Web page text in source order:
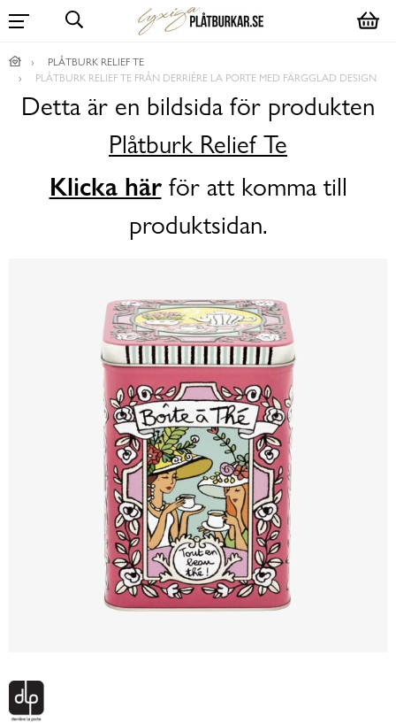
PLÅTBURK RELIEF TE
PLÅTBURK RELIEF TE FRÅN DERRIÉRE LA PORTE MED FÄRGGLAD DESIGN
Detta är en bildsida för produkten
Plåtburk Relief Te
Klicka härför att komma till
produktsidan.